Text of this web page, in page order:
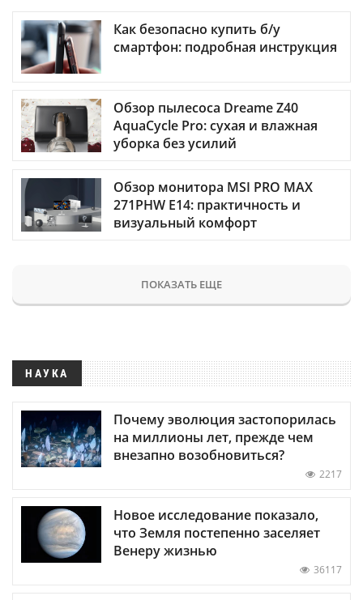
Как безопасно купить б/у
смартфон: подробная инструкция
Обзор пылесоса Dreame Z40
AquaCycle Pro: сухая и влажная
уборка без усилий
Обзор монитора MSI PRO MAX
271PHW E14: практичность и
визуальный комфорт
ПОКАЗАТЬ ЕЩЕ
НАУКА
Почему эволюция застопорилась
на миллионы лет, прежде чем
внезапно возобновиться?
2217
Новое исследование показало,
что Земля постепенно заселяет
Венеру жизнью
36117